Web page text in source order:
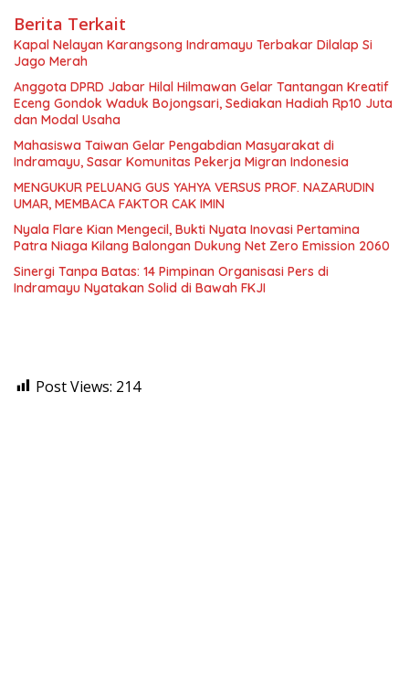
Berita Terkait
Kapal Nelayan Karangsong Indramayu Terbakar Dilalap Si
Jago Merah
Anggota DPRD Jabar Hilal Hilmawan Gelar Tantangan Kreatif
Eceng Gondok Waduk Bojongsari, Sediakan Hadiah Rp10 Juta
dan Modal Usaha
Mahasiswa Taiwan Gelar Pengabdian Masyarakat di
Indramayu, Sasar Komunitas Pekerja Migran Indonesia
MENGUKUR PELUANG GUS YAHYA VERSUS PROF. NAZARUDIN
UMAR, MEMBACA FAKTOR CAK IMIN
Nyala Flare Kian Mengecil, Bukti Nyata Inovasi Pertamina
Patra Niaga Kilang Balongan Dukung Net Zero Emission 2060
Sinergi Tanpa Batas: 14 Pimpinan Organisasi Pers di
Indramayu Nyatakan Solid di Bawah FKJI
Post Views: 214